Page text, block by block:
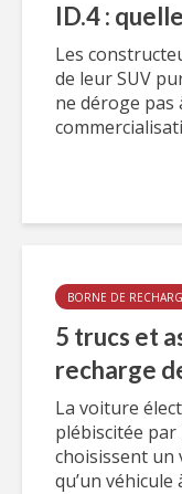
ID.4 :
Les
de leur SUV
ne déroge pas
BORNE DE
5 trucs et
recharge
La voiture
plébiscitée
choisissent un
qu’un